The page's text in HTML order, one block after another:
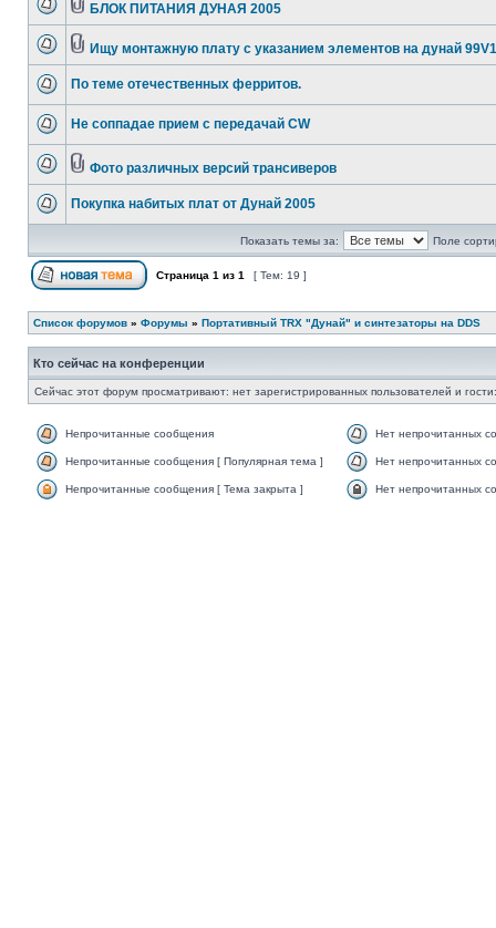
БЛОК ПИТАНИЯ ДУНАЯ 2005
Ищу монтажную плату с указанием элементов на дунай 99V1
По теме отечественных ферритов.
Не соппадае прием с передачай CW
Фото различных версий трансиверов
Покупка набитых плат от Дунай 2005
Показать темы за: Поле
Страница 1 из 1 [ Тем: 19 ]
Список форумов » Форумы » Портативный TRX "Дунай" и синтезаторы на DDS
Кто сейчас на конференции
Сейчас этот форум просматривают: нет зарегистрированных пользователей и
Непрочитанные сообщения Нет непрочитанных
Непрочитанные сообщения [ Популярная тема ] Нет непрочитанных
Непрочитанные сообщения [ Тема закрыта ] Нет непрочитанных